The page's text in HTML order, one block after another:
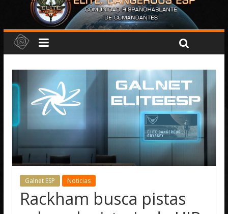
Galnet ESP Noticias
Rackham busca pistas